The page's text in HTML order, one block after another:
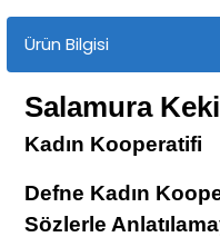
ÜRETİM Ürünleri
Ürün Bilgisi
Salamura
Kadın Kooperatifi
Defne Kadın
Sözlerle